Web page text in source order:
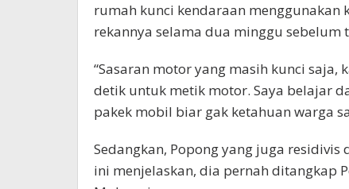
rumah kunci kendaraan
rekannya selama dua minggu sebelum
“Sasaran motor yang masih kunci
detik untuk metik motor. Saya belajar
pakek mobil biar gak ketahuan warga
Sedangkan, Popong yang juga
ini menjelaskan, dia pernah ditangkap